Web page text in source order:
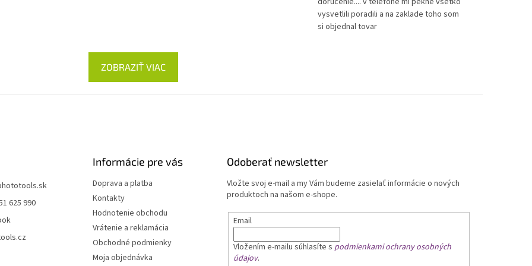
vysvetlili poradili a na zaklade toho som
si objednal tovar
ZOBRAZIŤ VIAC
625 990
Informácie pre vás
Doprava a platba
Kontakty
Hodnotenie obchodu
Vrátenie a reklamácia
Obchodné podmienky
Moja objednávka
Odoberať newsletter
Vložte svoj e-mail a my Vám budeme zasielať informácie o nových
produktoch na našom e-shope.
Email
Vložením e-mailu súhlasíte spodmienkami ochrany osobných
údajov.